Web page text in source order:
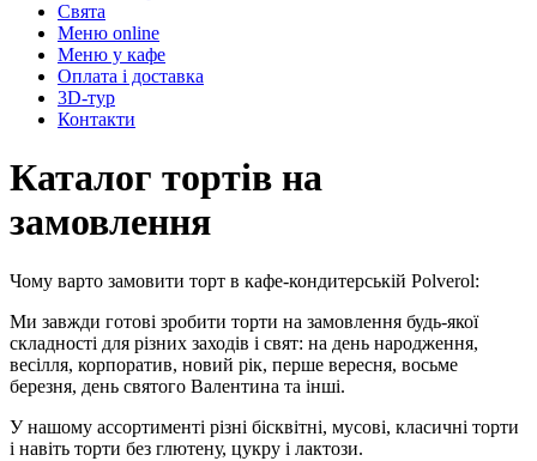
Свята
Меню online
Меню у кафе
Оплата і доставка
3D-тур
Контакти
Каталог тортів на
замовлення
Чому варто замовити торт в кафе-кондитерській Polverol:
Ми завжди готові зробити торти на замовлення будь-якої
складності для різних заходів і свят: на день народження,
весілля, корпоратив, новий рік, перше вересня, восьме
березня, день святого Валентина та інші.
У нашому асcортименті різні бісквітні, мусові, класичні торти
і навіть торти без глютену, цукру і лактози.